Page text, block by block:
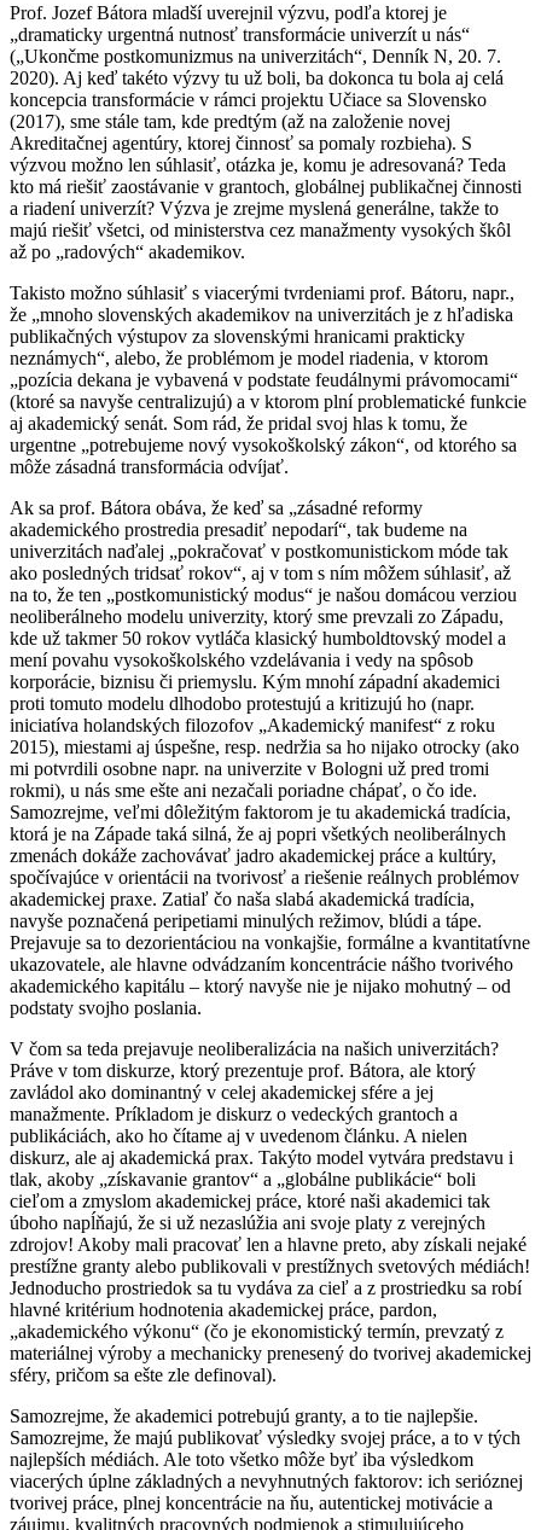
Prof. Jozef Bátora mladší uverejnil výzvu, podľa ktorej je
„dramaticky urgentná nutnosť transformácie univerzít u nás“
(„Ukončme postkomunizmus na univerzitách“, Denník N, 20. 7.
2020). Aj keď takéto výzvy tu už boli, ba dokonca tu bola aj celá
koncepcia transformácie v rámci projektu Učiace sa Slovensko
(2017), sme stále tam, kde predtým (až na založenie novej
Akreditačnej agentúry, ktorej činnosť sa pomaly rozbieha). S
výzvou možno len súhlasiť, otázka je, komu je adresovaná? Teda
kto má riešiť zaostávanie v grantoch, globálnej publikačnej činnosti
a riadení univerzít? Výzva je zrejme myslená generálne, takže to
majú riešiť všetci, od ministerstva cez manažmenty vysokých škôl
až po „radových“ akademikov.
Takisto možno súhlasiť s viacerými tvrdeniami prof. Bátoru, napr.,
že „mnoho slovenských akademikov na univerzitách je z hľadiska
publikačných výstupov za slovenskými hranicami prakticky
neznámych“, alebo, že problémom je model riadenia, v ktorom
„pozícia dekana je vybavená v podstate feudálnymi právomocami“
(ktoré sa navyše centralizujú) a v ktorom plní problematické funkcie
aj akademický senát. Som rád, že pridal svoj hlas k tomu, že
urgentne „potrebujeme nový vysokoškolský zákon“, od ktorého sa
môže zásadná transformácia odvíjať.
Ak sa prof. Bátora obáva, že keď sa „zásadné reformy
akademického prostredia presadiť nepodarí“, tak budeme na
univerzitách naďalej „pokračovať v postkomunistickom móde tak
ako posledných tridsať rokov“, aj v tom s ním môžem súhlasiť, až
na to, že ten „postkomunistický modus“ je našou domácou verziou
neoliberálneho modelu univerzity, ktorý sme prevzali zo Západu,
kde už takmer 50 rokov vytláča klasický humboldtovský model a
mení povahu vysokoškolského vzdelávania i vedy na spôsob
korporácie, biznisu či priemyslu. Kým mnohí západní akademici
proti tomuto modelu dlhodobo protestujú a kritizujú ho (napr.
iniciatíva holandských filozofov „Akademický manifest“ z roku
2015), miestami aj úspešne, resp. nedržia sa ho nijako otrocky (ako
mi potvrdili osobne napr. na univerzite v Bologni už pred tromi
rokmi), u nás sme ešte ani nezačali poriadne chápať, o čo ide.
Samozrejme, veľmi dôležitým faktorom je tu akademická tradícia,
ktorá je na Západe taká silná, že aj popri všetkých neoliberálnych
zmenách dokáže zachovávať jadro akademickej práce a kultúry,
spočívajúce v orientácii na tvorivosť a riešenie reálnych problémov
akademickej praxe. Zatiaľ čo naša slabá akademická tradícia,
navyše poznačená peripetiami minulých režimov, blúdi a tápe.
Prejavuje sa to dezorientáciou na vonkajšie, formálne a kvantitatívne
ukazovatele, ale hlavne odvádzaním koncentrácie nášho tvorivého
akademického kapitálu – ktorý navyše nie je nijako mohutný – od
podstaty svojho poslania.
V čom sa teda prejavuje neoliberalizácia na našich univerzitách?
Práve v tom diskurze, ktorý prezentuje prof. Bátora, ale ktorý
zavládol ako dominantný v celej akademickej sfére a jej
manažmente. Príkladom je diskurz o vedeckých grantoch a
publikáciách, ako ho čítame aj v uvedenom článku. A nielen
diskurz, ale aj akademická prax. Takýto model vytvára predstavu i
tlak, akoby „získavanie grantov“ a „globálne publikácie“ boli
cieľom a zmyslom akademickej práce, ktoré naši akademici tak
úboho napĺňajú, že si už nezaslúžia ani svoje platy z verejných
zdrojov! Akoby mali pracovať len a hlavne preto, aby získali nejaké
prestížne granty alebo publikovali v prestížnych svetových médiách!
Jednoducho prostriedok sa tu vydáva za cieľ a z prostriedku sa robí
hlavné kritérium hodnotenia akademickej práce, pardon,
„akademického výkonu“ (čo je ekonomistický termín, prevzatý z
materiálnej výroby a mechanicky prenesený do tvorivej akademickej
sféry, pričom sa ešte zle definoval).
Samozrejme, že akademici potrebujú granty, a to tie najlepšie.
Samozrejme, že majú publikovať výsledky svojej práce, a to v tých
najlepších médiách. Ale toto všetko môže byť iba výsledkom
viacerých úplne základných a nevyhnutných faktorov: ich serióznej
tvorivej práce, plnej koncentrácie na ňu, autentickej motivácie a
záujmu, kvalitných pracovných podmienok a stimulujúceho